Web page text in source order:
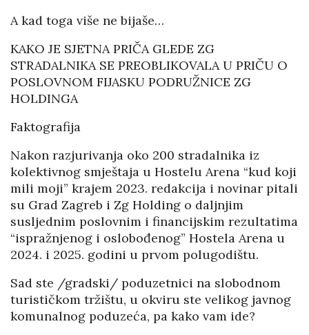
A kad toga više ne bijaše…
KAKO JE SJETNA PRIČA GLEDE ZG
STRADALNIKA SE PREOBLIKOVALA U PRIČU O
POSLOVNOM FIJASKU PODRUŽNICE ZG
HOLDINGA
Faktografija
Nakon razjurivanja oko 200 stradalnika iz
kolektivnog smještaja u Hostelu Arena “kud koji
mili moji” krajem 2023. redakcija i novinar pitali
su Grad Zagreb i Zg Holding o daljnjim
susljednim poslovnim i financijskim rezultatima
“ispražnjenog i oslobođenog” Hostela Arena u
2024. i 2025. godini u prvom polugodištu.
Sad ste /gradski/ poduzetnici na slobodnom
turističkom tržištu, u okviru ste velikog javnog
komunalnog poduzeća, pa kako vam ide?